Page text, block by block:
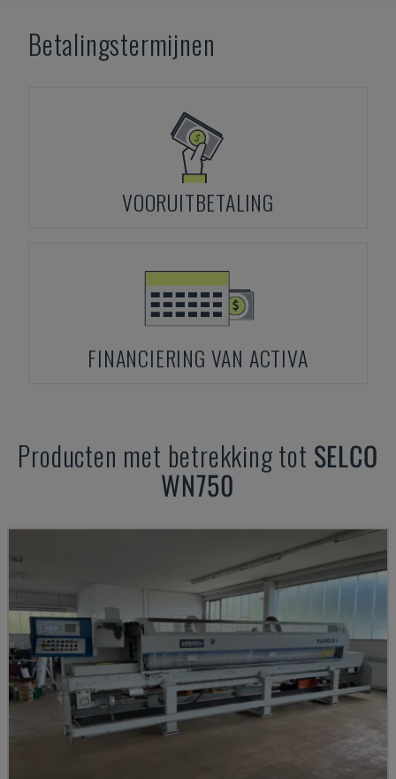
Betalingstermijnen
VOORUITBETALING
FINANCIERING VAN ACTIVA
Producten met betrekking tot SELCO
WN750